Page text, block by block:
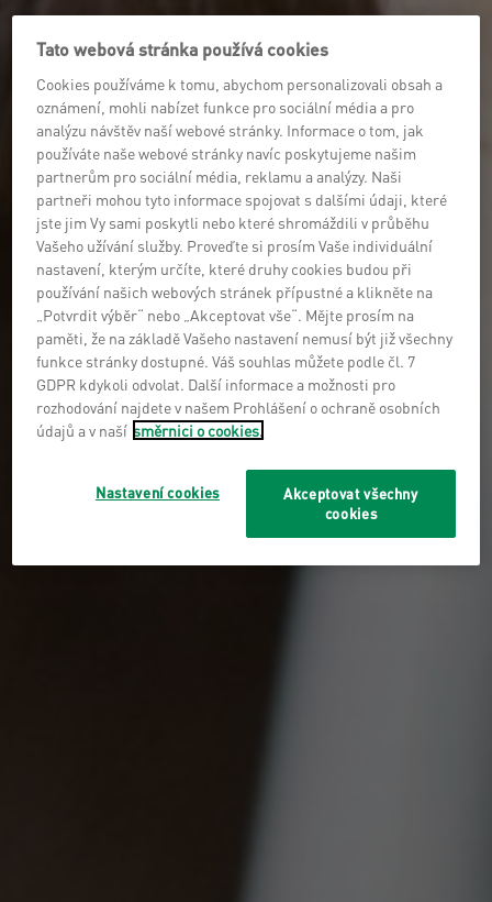
Tato webová stránka používá cookies
Cookies používáme k tomu, abychom personalizovali obsah a
oznámení, mohli nabízet funkce pro sociální média a pro
analýzu návštěv naší webové stránky. Informace o tom, jak
používáte naše webové stránky navíc poskytujeme našim
partnerům pro sociální média, reklamu a analýzy. Naši
partneři mohou tyto informace spojovat s dalšími údaji, které
jste jim Vy sami poskytli nebo které shromáždili v průběhu
Vašeho užívání služby. Proveďte si prosím Vaše individuální
nastavení, kterým určíte, které druhy cookies budou při
používání našich webových stránek přípustné a klikněte na
„Potvrdit výběr“ nebo „Akceptovat vše“. Mějte prosím na
paměti, že na základě Vašeho nastavení nemusí být již všechny
funkce stránky dostupné. Váš souhlas můžete podle čl. 7
GDPR kdykoli odvolat. Další informace a možnosti pro
rozhodování najdete v našem Prohlášení o ochraně osobních
údajů a v naší směrnici o cookies.
Akceptovat všechny
cookies
Nastavení cookies